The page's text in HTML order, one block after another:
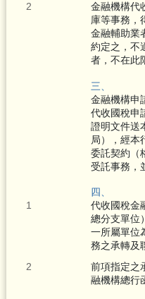
金融機構代
庫等事務，
金融輔助業
約定之，不
者，不在此
三、
金融機構申
代收國稅申
證明文件送
局），經本
委託契約（
受託事務，
四、
代收國稅金
總分支單位
一所屬單位
務之承轉及
前項指定之
融機構總行